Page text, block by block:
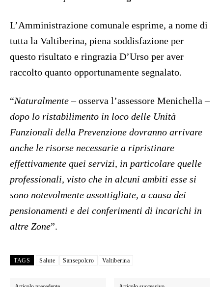
L’Amministrazione comunale esprime, a nome di
tutta la Valtiberina, piena soddisfazione per
questo risultato e ringrazia D’Urso per aver
raccolto quanto opportunamente segnalato.
“Naturalmente– osserva l’assessore Menichella –
dopo lo ristabilimento in loco delle Unità
Funzionali della Prevenzione dovranno arrivare
anche le risorse necessarie a ripristinare
effettivamente quei servizi, in particolare quelle
professionali, visto che in alcuni ambiti esse si
sono notevolmente assottigliate, a causa dei
pensionamenti e dei conferimenti di incarichi in
altre Zone”.
TAGS Salute Sansepolcro Valtiberina